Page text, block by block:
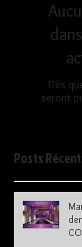
Dès
seront
Posts